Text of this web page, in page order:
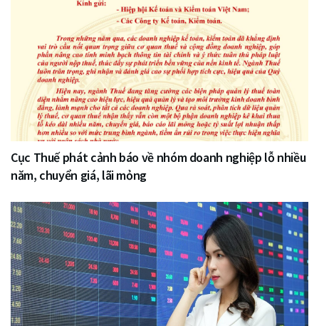
Cục Thuế phát cảnh báo về nhóm doanh nghiệp lỗ nhiều
năm, chuyển giá, lãi mỏng